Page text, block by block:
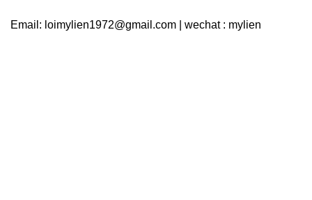
Email: loimylien1972@gmail.com | wechat : mylien